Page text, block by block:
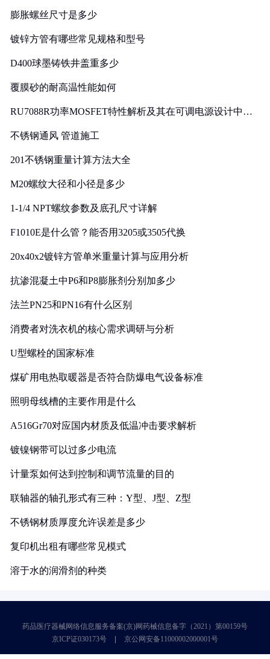
膨胀螺丝尺寸是多少
镀锌方管有哪些常见规格和型号
D400球墨铸铁井盖重多少
覆膜砂的耐高温性能如何
RU7088R功率MOSFET特性解析及其在可调电源设计中的
不锈钢通风 管道施工
201不锈钢重量计算方法大全
M20螺纹大径和小径是多少
1-1/4 NPT螺纹参数及底孔尺寸详解
F1010E是什么管？能否用3205或3505代换
20x40x2镀锌方管单米重量计算与应用分析
抗渗混凝土中P6和P8膨胀剂分别加多少
法兰PN25和PN16有什么区别
消费者对洗衣机的核心需求调研与分析
U型螺栓的国家标准
煤矿用电热取暖器是否符合防爆电气设备标准
照明母线槽的主要作用是什么
A516Gr70对应国内材质及低温冲击要求解析
镀镍钢带可以过多少电流
计量泵如何达到控制和调节流量的目的
联轴器的轴孔形式有三种：Y型、J型、Z型
不锈钢材质厚度允许误差是多少
复印机出租有哪些常见模式
溶于水的润滑剂的种类
药品医疗器械网络信息服务备案(京)网药械信息备字（2021）第00159号
京ICP证030173号
京公网安备11000002000001号